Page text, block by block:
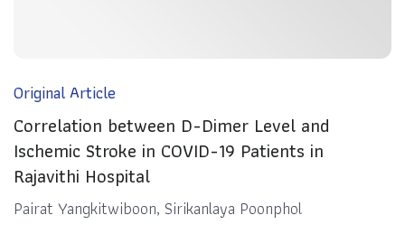
Original Article
Correlation between D-Dimer Level and
Ischemic Stroke in COVID-19 Patients in
Rajavithi Hospital
Pairat Yangkitwiboon, Sirikanlaya Poonphol